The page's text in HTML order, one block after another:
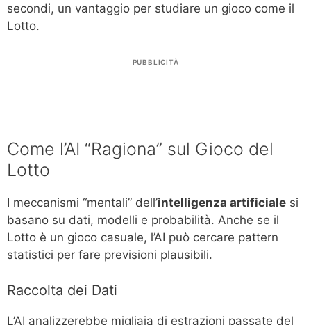
secondi, un vantaggio per studiare un gioco come il
Lotto.
PUBBLICITÀ
Come l’AI “Ragiona” sul Gioco del
Lotto
I meccanismi “mentali” dell’intelligenza artificiale si
basano su dati, modelli e probabilità. Anche se il
Lotto è un gioco casuale, l’AI può cercare pattern
statistici per fare previsioni plausibili.
Raccolta dei Dati
L’AI analizzerebbe migliaia di estrazioni passate del